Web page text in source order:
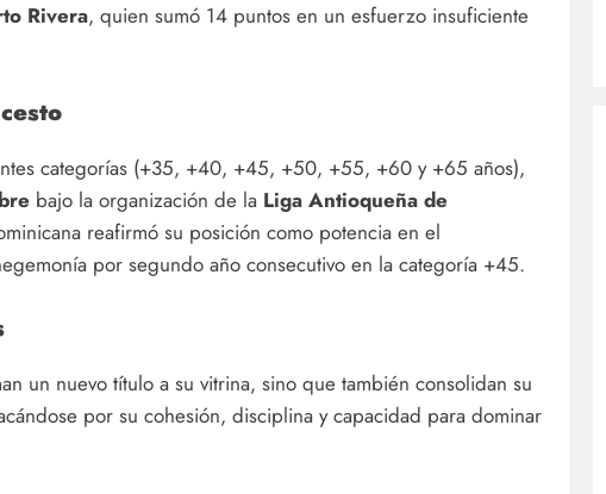
Rivera, quien sumó 14 puntos en un esfuerzo insuficiente
categorías (+35, +40, +45, +50, +55, +60 y +65 años),
bajo la organización de la Liga Antioqueña de
reafirmó su posición como potencia en el
por segundo año consecutivo en la categoría +45.
un nuevo título a su vitrina, sino que también consolidan su
por su cohesión, disciplina y capacidad para dominar